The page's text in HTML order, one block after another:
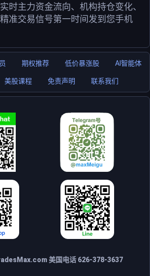
时主力资金流向、机构持仓变化、
准交易信号第一时间发到您手机
期权推荐 低价暴涨股 AI智能体
美股课程 免责声明 联系我们
美国电话 626-378-3637